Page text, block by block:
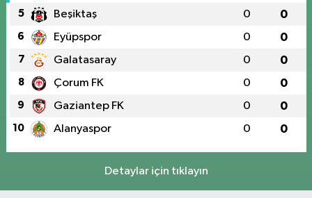
5 Beşiktaş 0 0
6 Eyüpspor 0 0
7 Galatasaray 0 0
8 Çorum FK 0 0
9 Gaziantep FK 0 0
10 Alanyaspor 0 0
Detaylar için tıklayın